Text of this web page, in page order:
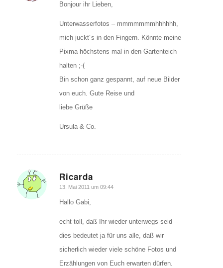
Bonjour ihr Lieben,
Unterwasserfotos – mmmmmmmhhhhhh,
mich juckt´s in den Fingern. Könnte meine
Pixma höchstens mal in den Gartenteich
halten ;-(
Bin schon ganz gespannt, auf neue Bilder
von euch. Gute Reise und
liebe Grüße
Ursula & Co.
Ricarda
sagte:
13. Mai 2011 um 09:44
Hallo Gabi,
echt toll, daß Ihr wieder unterwegs seid –
dies bedeutet ja für uns alle, daß wir
sicherlich wieder viele schöne Fotos und
Erzählungen von Euch erwarten dürfen.